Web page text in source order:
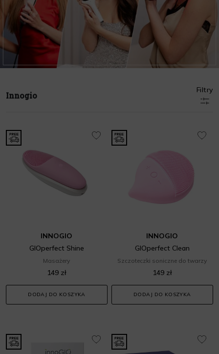
Innogio
Filtry
INNOGIO
GIOperfect Shine
Masażery
149 zł
DODAJ DO KOSZYKA
INNOGIO
GIOperfect Clean
Szczoteczki soniczne do twarzy
149 zł
DODAJ DO KOSZYKA